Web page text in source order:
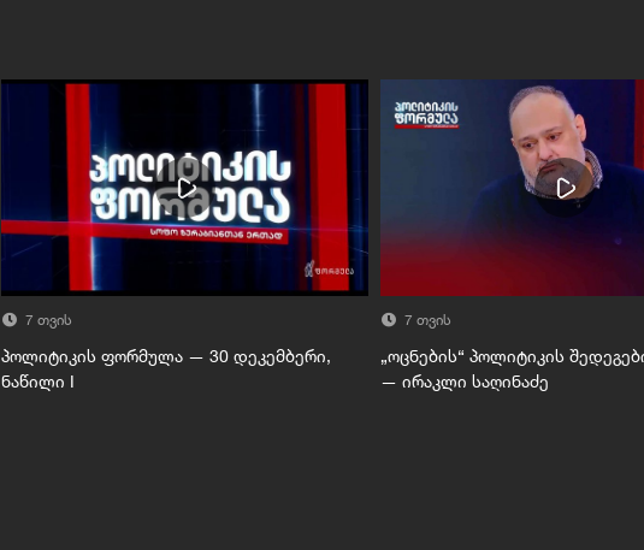
7 თვის
პოლიტიკის ფორმულა — 30 დეკემბერი,
ნაწილი I
7 თვის
„ოცნების“ პოლიტიკის
— ირაკლი საღინაძე